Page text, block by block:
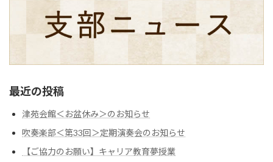
最近の投稿
津苑会館＜お盆休み＞のお知らせ
吹奏楽部＜第33回＞定期演奏会のお知らせ
【ご協力のお願い】キャリア教育夢授業